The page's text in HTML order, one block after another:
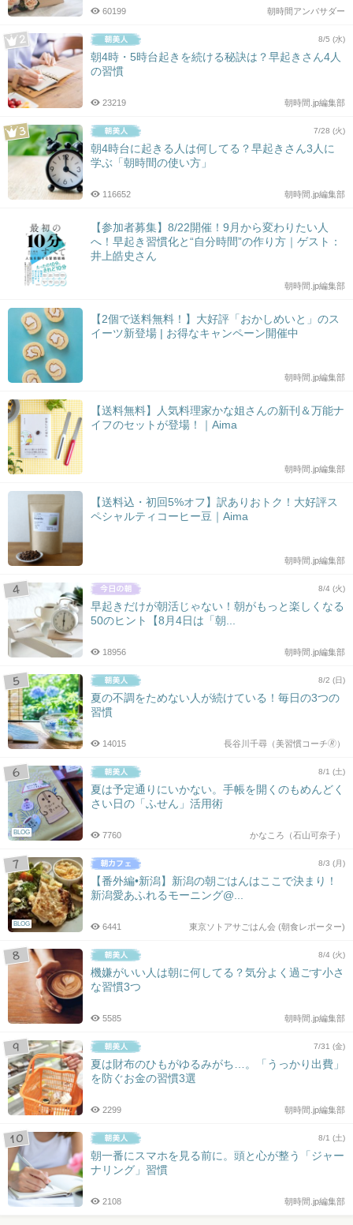
朝時間アンバサダー
60199
8/5 (水)
朝4時・5時台起きを続ける秘訣は？早起きさん4人
の習慣
朝時間.jp編集部
23219
7/28 (火)
朝4時台に起きる人は何してる？早起きさん3人に
学ぶ「朝時間の使い方」
朝時間.jp編集部
116652
【参加者募集】8/22開催！9月から変わりたい人
へ！早起き習慣化と“自分時間”の作り方｜ゲスト：
井上皓史さん
朝時間.jp編集部
【2個で送料無料！】大好評「おかしめいと」のス
イーツ新登場 | お得なキャンペーン開催中
朝時間.jp編集部
【送料無料】人気料理家かな姐さんの新刊＆万能ナ
イフのセットが登場！｜Aima
朝時間.jp編集部
【送料込・初回5%オフ】訳ありおトク！大好評ス
ペシャルティコーヒー豆｜Aima
朝時間.jp編集部
8/4 (火)
早起きだけが朝活じゃない！朝がもっと楽しくなる
50のヒント【8月4日は「朝...
朝時間.jp編集部
18956
8/2 (日)
夏の不調をためない人が続けている！毎日の3つの
習慣
長谷川千尋（美習慣コーチ🄬）
14015
BLOG
8/1 (土)
夏は予定通りにいかない。手帳を開くのもめんどく
さい日の「ふせん」活用術
かなころ（石山可奈子）
7760
BLOG
8/3 (月)
【番外編•新潟】新潟の朝ごはんはここで決まり！
新潟愛あふれるモーニング@...
東京ソトアサごはん会 (朝食レポーター)
6441
8/4 (火)
機嫌がいい人は朝に何してる？気分よく過ごす小さ
な習慣3つ
朝時間.jp編集部
5585
7/31 (金)
夏は財布のひもがゆるみがち…。「うっかり出費」
を防ぐお金の習慣3選
朝時間.jp編集部
2299
8/1 (土)
朝一番にスマホを見る前に。頭と心が整う「ジャー
ナリング」習慣
朝時間.jp編集部
2108